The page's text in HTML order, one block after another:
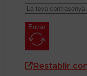
Entrar
Restablir